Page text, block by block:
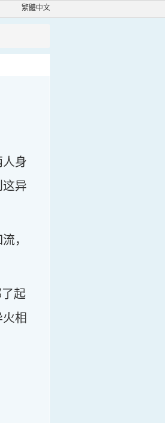
繁體中文
身
异
，
起
相